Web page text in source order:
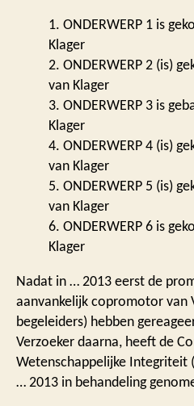
1. ONDERWERP 1 is
Klager
2. ONDERWERP 2 (is)
van Klager
3. ONDERWERP 3 is
Klager
4. ONDERWERP 4 (is)
van Klager
5. ONDERWERP 5 (is)
van Klager
6. ONDERWERP 6 is
Klager
Nadat in … 2013 eerst de
aanvankelijk copromotor van
begeleiders) hebben
Verzoeker daarna, heeft de
Wetenschappelijke Integriteit
… 2013 in behandeling